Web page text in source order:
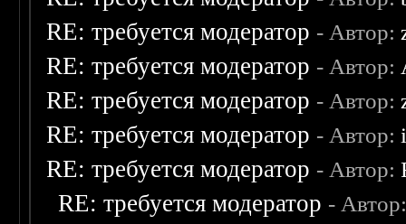
RE: требуется модератор - Автор:
RE: требуется модератор - Автор:
RE: требуется модератор - Автор:
RE: требуется модератор - Автор:
RE: требуется модератор - Автор:
RE: требуется модератор -